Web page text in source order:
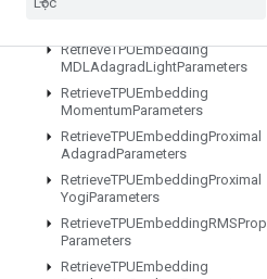
RetrieveTPUEmbedding
MDLAdagradLightParameters
RetrieveTPUEmbedding
MomentumParameters
RetrieveTPUEmbeddingProximal
AdagradParameters
RetrieveTPUEmbeddingProximal
YogiParameters
RetrieveTPUEmbeddingRMSProp
Parameters
RetrieveTPUEmbedding